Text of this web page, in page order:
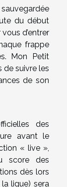
du début
d’entrer
frappe
Mon Petit
suivre les
de son
des
avant le
« live »,
score des
dès lors
ligue) sera